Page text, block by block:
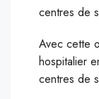
centres de
Avec cette
hospitalier
centres de